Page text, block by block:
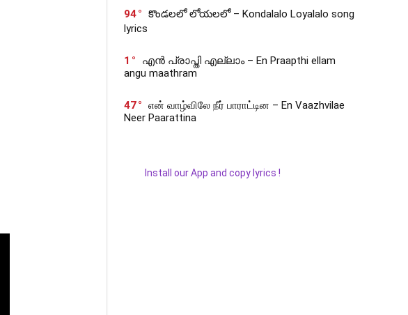
94
కొండలలో లోయలలో – Kondalalo Loyalalo song
lyrics
1
എൻ പ്രാപ്തി എല്ലാം – En Praapthi ellam
angu maathram
47
என் வாழ்விலே நீர் பாராட்டின – En Vaazhvilae
Neer Paarattina
Install our App and copy lyrics !